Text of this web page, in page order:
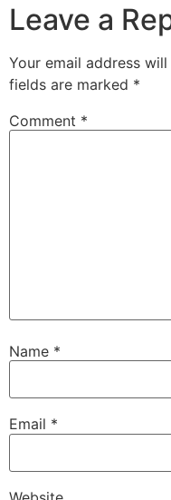
Leave a
Your email address
fields are marked *
Comment *
Name *
Email *